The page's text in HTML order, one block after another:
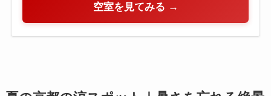
空室を見てみる →